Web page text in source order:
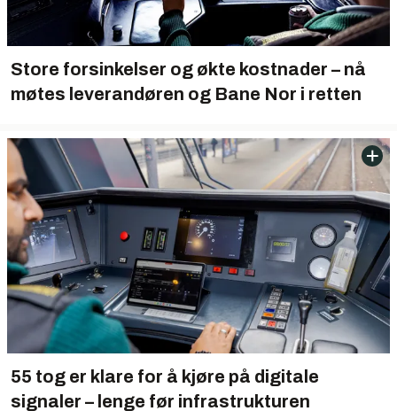
Store forsinkelser og økte kostnader – nå
møtes leverandøren og Bane Nor i retten
55 tog er klare for å kjøre på digitale
signaler – lenge før infrastrukturen